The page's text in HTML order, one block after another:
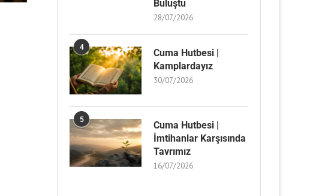
Buluştu
28/07/2026
4
Cuma Hutbesi |
Kamplardayız
30/07/2026
5
Cuma Hutbesi |
İmtihanlar Karşısında
Tavrımız
16/07/2026